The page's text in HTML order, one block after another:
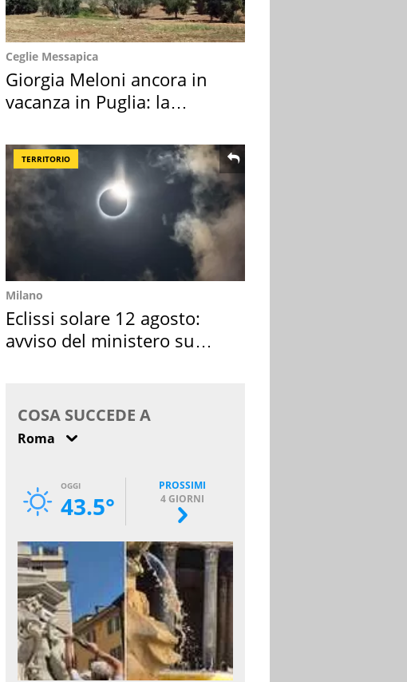
Ceglie Messapica
Giorgia Meloni ancora in
vacanza in Puglia: la
TERRITORIO
Milano
Eclissi solare 12 agosto:
avviso del ministero su